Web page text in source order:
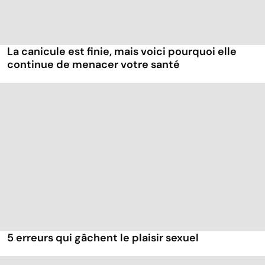
La canicule est finie, mais voici pourquoi elle
continue de menacer votre santé
5 erreurs qui gâchent le plaisir sexuel